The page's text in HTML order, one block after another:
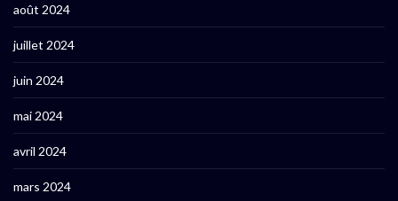
août 2024
juillet 2024
juin 2024
mai 2024
avril 2024
mars 2024